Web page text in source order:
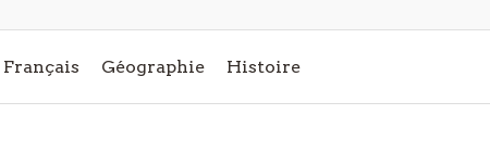
Français Géographie Histoire